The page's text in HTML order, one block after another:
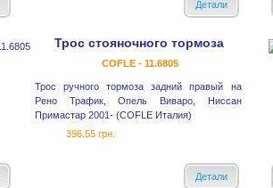
Детали
Трос стояночного тормоза
COFLE - 11.6805
Трос ручного тормоза задний правый на
Рено Трафик, Опель Виваро, Ниссан
Примастар 2001- (COFLE Италия)
396.55 грн.
Детали